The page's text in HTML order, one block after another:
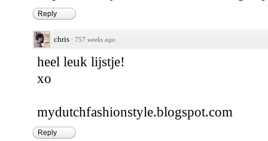
Reply
chris · 757 weeks ago
heel leuk lijstje!
xo
mydutchfashionstyle.blogspot.com
Reply